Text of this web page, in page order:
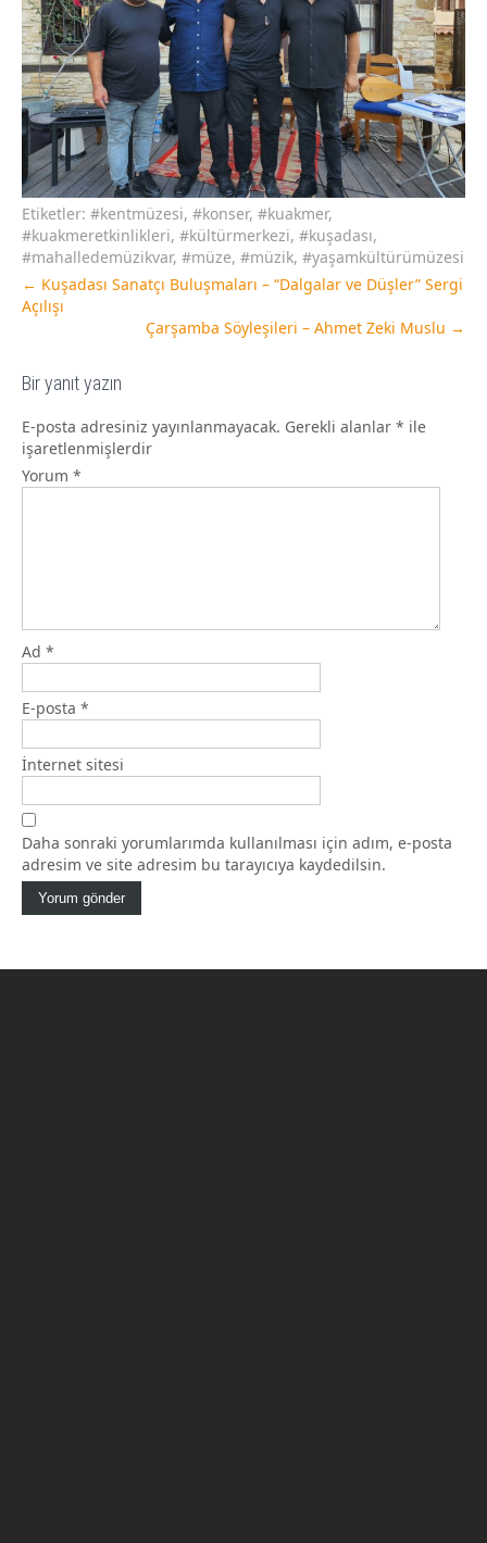
Etiketler: #kentmüzesi, #konser, #kuakmer,
#kuakmeretkinlikleri, #kültürmerkezi, #kuşadası,
#mahalledemüzikvar, #müze, #müzik, #yaşamkültürümüzesi
← Kuşadası Sanatçı Buluşmaları – “Dalgalar ve Düşler” Sergi
Açılışı
Çarşamba Söyleşileri – Ahmet Zeki Muslu →
Bir yanıt yazın
E-posta adresiniz yayınlanmayacak. Gerekli alanlar * ile
işaretlenmişlerdir
Yorum *
Ad *
E-posta *
İnternet sitesi
Daha sonraki yorumlarımda kullanılması için adım, e-posta
adresim ve site adresim bu tarayıcıya kaydedilsin.